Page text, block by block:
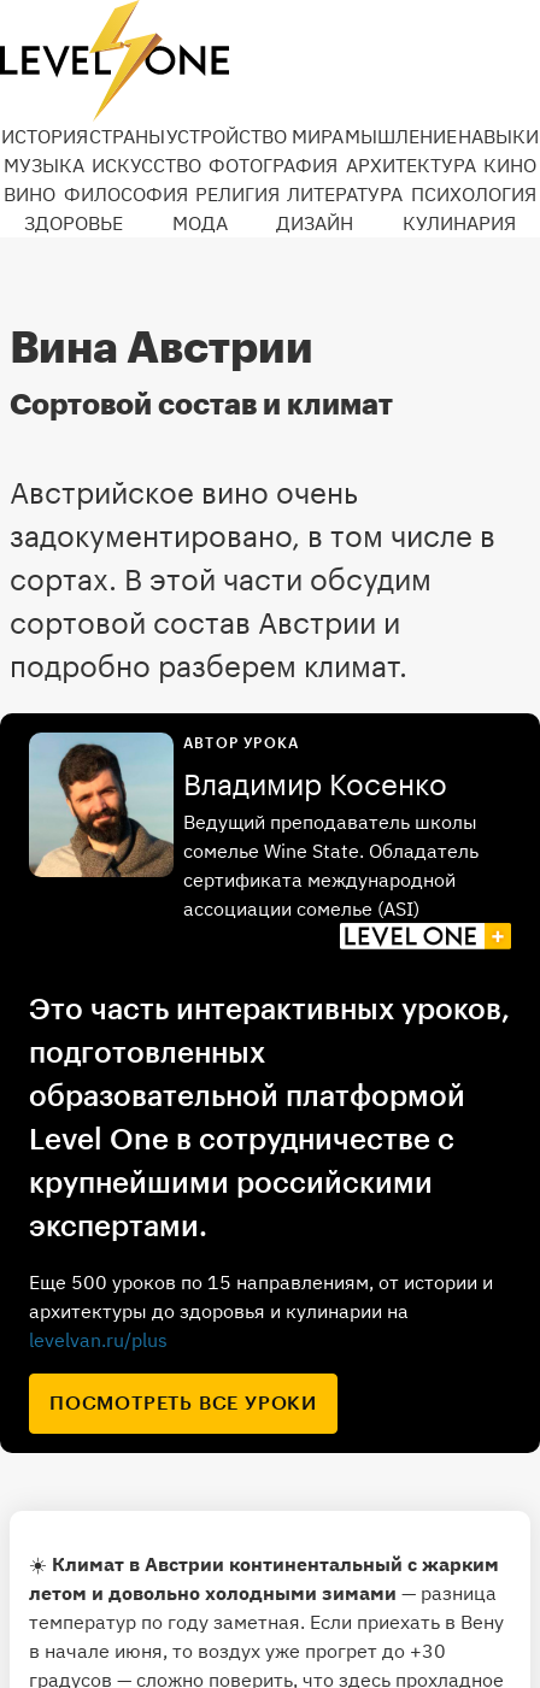
ИСТОРИЯСТРАНЫУСТРОЙСТВО МИРАМЫШЛЕНИЕНАВЫКИ
МУЗЫКА ИСКУССТВО ФОТОГРАФИЯ АРХИТЕКТУРА КИНО
ВИНО ФИЛОСОФИЯ РЕЛИГИЯ ЛИТЕРАТУРА ПСИХОЛОГИЯ
ЗДОРОВЬЕ
МОДА ДИЗАЙН КУЛИНАРИЯ
Вина Австрии
Сортовой состав и климат
Австрийское вино очень
задокументировано, в том числе в
сортах. В этой части обсудим
сортовой состав Австрии и
подробно разберем климат.
Это часть интерактивных уроков,
подготовленных
образовательной платформой
Level One в сотрудничестве с
крупнейшими российскими
экспертами.
Еще 500 уроков по 15 направлениям, от истории и
архитектуры до здоровья и кулинарии на
levelvan.ru/plus
ПОСМОТРЕТЬ ВСЕ УРОКИ
АВТОР УРОКА
Владимир Косенко
Ведущий преподаватель школы
сомелье Wine State. Обладатель
сертификата международной
ассоциации сомелье (ASI)
☀️ Климат в Австрии континентальный с жарким
летом и довольно холодными зимами — разница
температур по году заметная. Если приехать в Вену
в начале июня, то воздух уже прогрет до +30
градусов — сложно поверить, что здесь прохладное